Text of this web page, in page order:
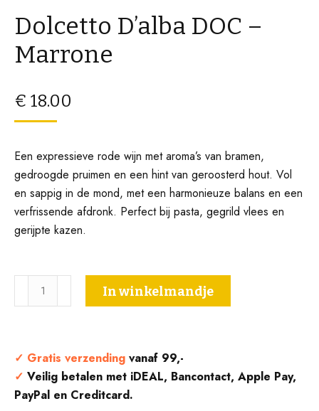
Dolcetto D’alba DOC –
Marrone
€ 18.00
Een expressieve rode wijn met aroma’s van bramen,
gedroogde pruimen en een hint van geroosterd hout. Vol
en sappig in de mond, met een harmonieuze balans en een
verfrissende afdronk. Perfect bij pasta, gegrild vlees en
gerijpte kazen.
Dolcetto
D'alba
Marrone
aantal
In winkelmandje
✓ Gratis verzending vanaf 99,-
✓ Veilig betalen met iDEAL, Bancontact, Apple Pay,
PayPal en Creditcard.